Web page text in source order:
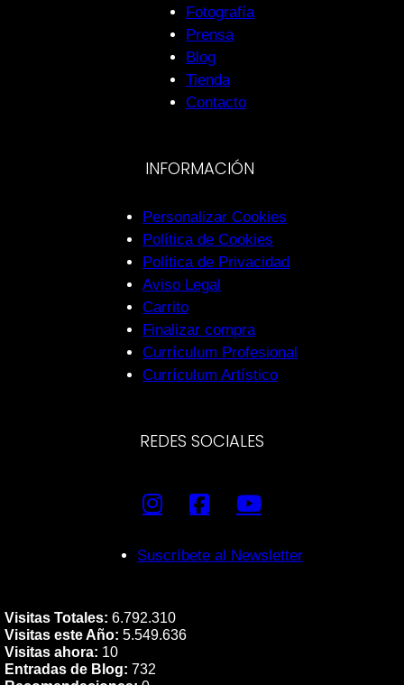
Fotografía
Prensa
Blog
Tienda
Contacto
INFORMACIÓN
Personalizar Cookies
Política de Cookies
Política de Privacidad
Aviso Legal
Carrito
Finalizar compra
Currículum Profesional
Currículum Artístico
REDES SOCIALES
Suscríbete al Newsletter
Visitas Totales: 6.792.310
Visitas este Año: 5.549.636
Visitas ahora: 10
Entradas de Blog: 732